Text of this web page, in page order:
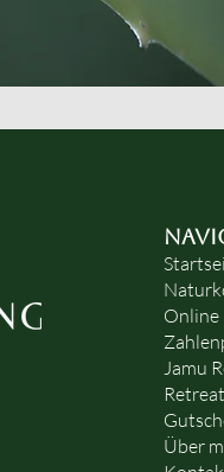
Online
Jamu
Über